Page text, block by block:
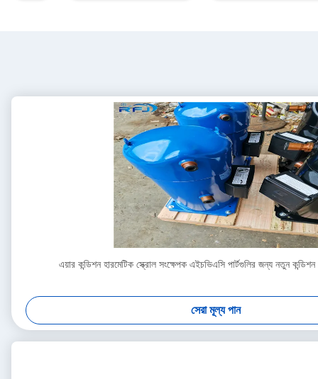
এয়ার কন্ডিশন হারমেটিক স্ক্রোল সংক্ষেপক এইচভিএসি পার্টগুলির জন্য নতুন
সেরা মূল্য পান